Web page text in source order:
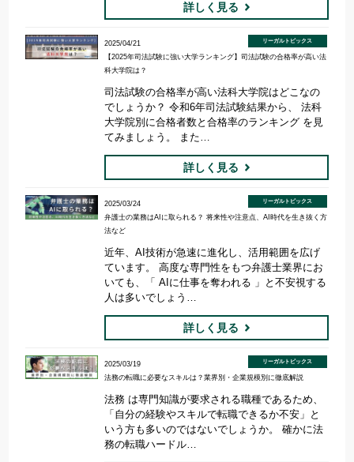
詳しく見る
2025/04/21
【2025年司法試験に強い大学ランキング】司法試験の合格率が高い法
科大学院は？
リーガルトピックス
司法試験の合格率が高い法科大学院はどこなの
でしょうか？ 令和6年司法試験結果から、 法科
大学院別に合格者数と合格率のランキング を見
てみましょう。 また…
詳しく見る
2025/03/24
弁護士の業務はAIに取られる？ 将来性や注意点、AI時代を生き抜く方
法など
リーガルトピックス
近年、AI技術が急速に進化し、活用範囲を広げ
ています。 高度な専門性をもつ弁護士業界にお
いても、「 AIに仕事を奪われる 」と不安視する
人は多いでしょう…
詳しく見る
2025/03/19
法務の転職に必要なスキルは？業界別・企業規模別に徹底解説
リーガルトピックス
法務 は専門知識が要求される職種であるため、
「自分の経験やスキルで転職できるか不安」と
いう方も多いのではないでしょうか。 確かに法
務の転職ハードル…